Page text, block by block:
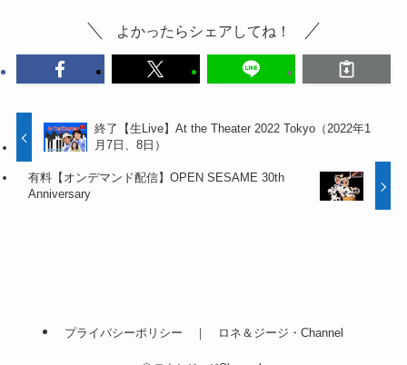
よかったらシェアしてね！
終了【生Live】At the Theater 2022 Tokyo（2022年1
月7日、8日）
有料【オンデマンド配信】OPEN SESAME 30th
Anniversary
プライバシーポリシー ｜ ロネ＆ジージ・Channel